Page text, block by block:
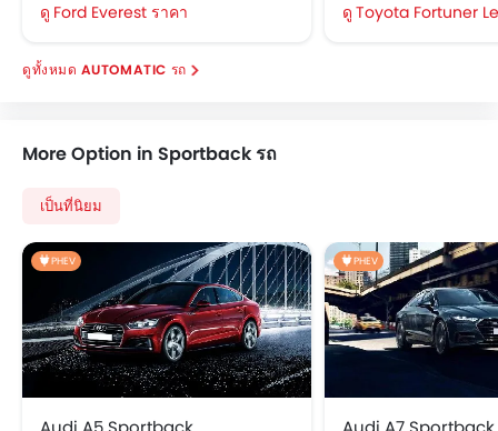
Ford Everest ราคา Toyota Fortuner
AUTOMATIC รถ
More Option in Sportback รถ
เป็นที่นิยม
PHEV PHEV